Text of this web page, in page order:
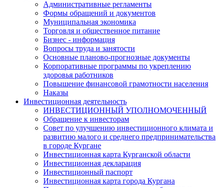
Административные регламенты
Формы обращений и документов
Муниципальная экономика
Торговля и общественное питание
Бизнес - информация
Вопросы труда и занятости
Основные планово-прогнозные документы
Корпоративные программы по укреплению
здоровья работников
Повышение финансовой грамотности населения
Наказы
Инвестиционная деятельность
ИНВЕСТИЦИОННЫЙ УПОЛНОМОЧЕННЫЙ
Обращение к инвесторам
Совет по улучшению инвестиционного климата и
развитию малого и среднего предпринимательства
в городе Кургане
Инвестиционная карта Курганской области
Инвестиционная декларация
Инвестиционный паспорт
Инвестиционная карта города Кургана